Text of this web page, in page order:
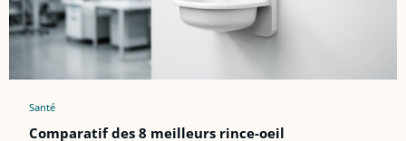
Santé
Comparatif des 8 meilleurs rince-oeil